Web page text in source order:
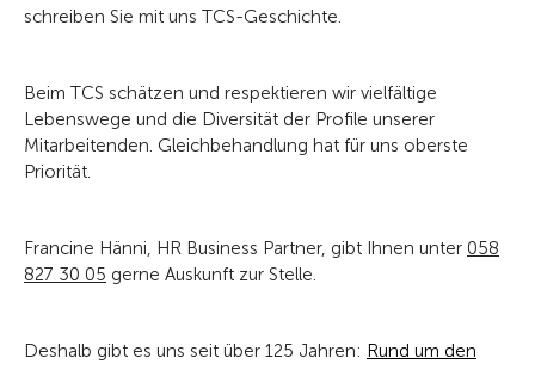
schreiben Sie mit uns TCS-Geschichte.
Beim TCS schätzen und respektieren wir vielfältige
Lebenswege und die Diversität der Profile unserer
Mitarbeitenden. Gleichbehandlung hat für uns oberste
Priorität.
Francine Hänni, HR Business Partner, gibt Ihnen unter 058
827 30 05 gerne Auskunft zur Stelle.
Deshalb gibt es uns seit über 125 Jahren: Rund um den